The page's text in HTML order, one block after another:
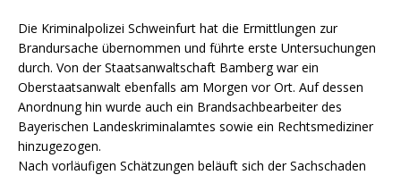
Die Kriminalpolizei Schweinfurt hat die Ermittlungen zur
Brandursache übernommen und führte erste Untersuchungen
durch. Von der Staatsanwaltschaft Bamberg war ein
Oberstaatsanwalt ebenfalls am Morgen vor Ort. Auf dessen
Anordnung hin wurde auch ein Brandsachbearbeiter des
Bayerischen Landeskriminalamtes sowie ein Rechtsmediziner
hinzugezogen.
Nach vorläufigen Schätzungen beläuft sich der Sachschaden